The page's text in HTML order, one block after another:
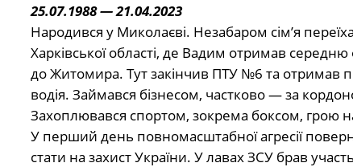
25.07.1988 — 21.04.2023
Народився у Миколаєві. Незабаром сім’я
Харківської області, де Вадим отримав середню
до Житомира. Тут закінчив ПТУ №6 та отримав
водія. Займався бізнесом, частково — за
Захоплювався спортом, зокрема боксом, грою на
У перший день повномасштабної агресії
стати на захист України. У лавах ЗСУ брав